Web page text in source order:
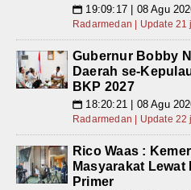
📅 19:09:17 | 08 Agu
Radarmedan | Update 21
Gubernur Bobby
Daerah se-
BKP 2027
📅 18:20:21 | 08 Agu
Radarmedan | Update 22
Rico Waas :
Masyarakat
Primer